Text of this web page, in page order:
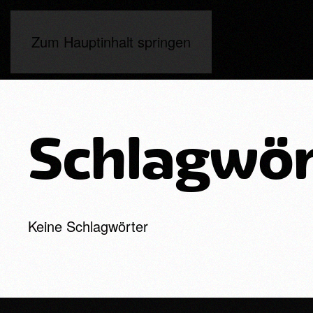
Zum Hauptinhalt springen
Keine Schlagwörter